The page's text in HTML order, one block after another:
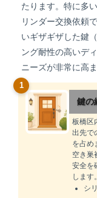
たります。特に多
リンダー交換依頼
いギザギザした鍵
ング耐性の高いデ
ニーズが非常に高
1
鍵の
板橋区
出先で
を占め
空き巣
安全を
します。
シ